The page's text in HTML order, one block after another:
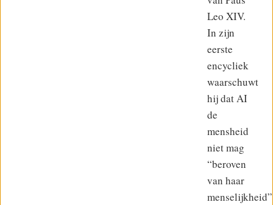
Leo XIV.
In zijn
eerste
encycliek
waarschuwt
hij dat AI
de
mensheid
niet mag
“beroven
van haar